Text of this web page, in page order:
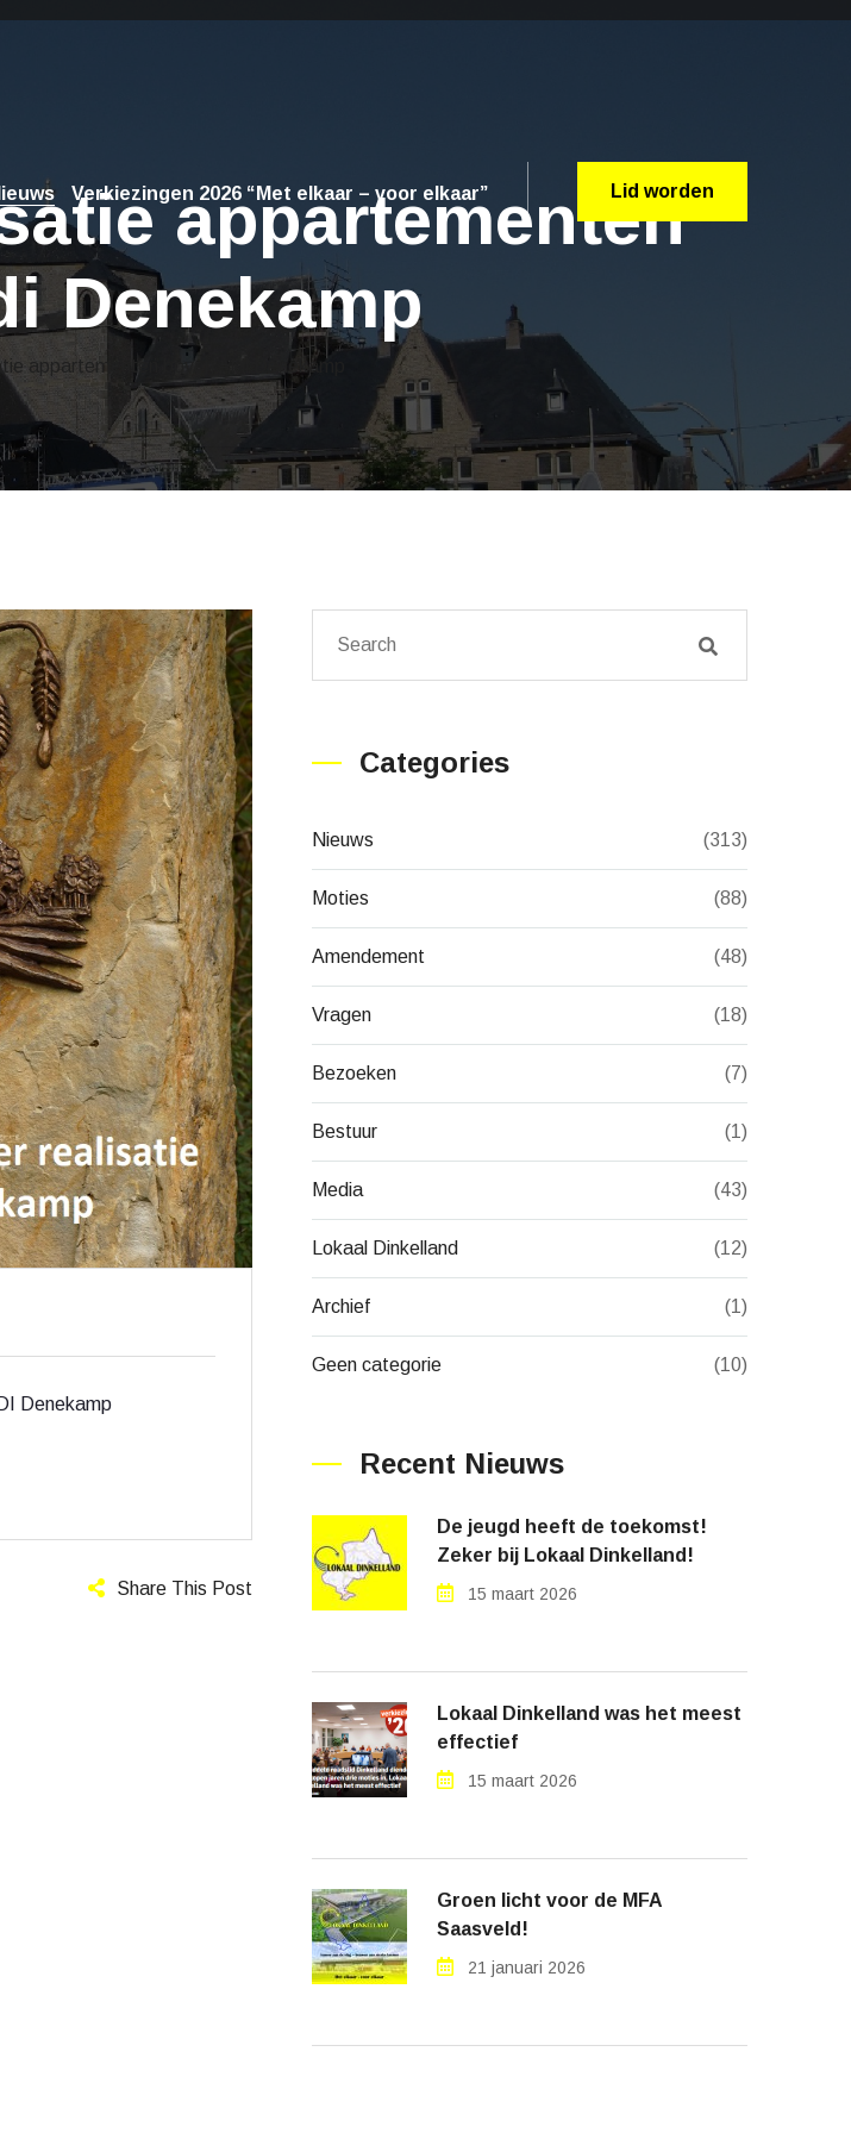
Verkiezingen 2026 “Met elkaar – voor elkaar” Lid worden
appartementen
Denekamp
appartementen boven Aldi Denekamp
Denekamp
Share This Post
Categories
Nieuws (313)
Moties (88)
Amendement (48)
Vragen (18)
Bezoeken (7)
Bestuur (1)
Media (43)
Lokaal Dinkelland (12)
Archief (1)
Geen categorie (10)
Recent Nieuws
De jeugd heeft de toekomst!
Zeker bij Lokaal Dinkelland!
15 maart 2026
Lokaal Dinkelland was het meest
effectief
15 maart 2026
Groen licht voor de MFA
Saasveld!
21 januari 2026